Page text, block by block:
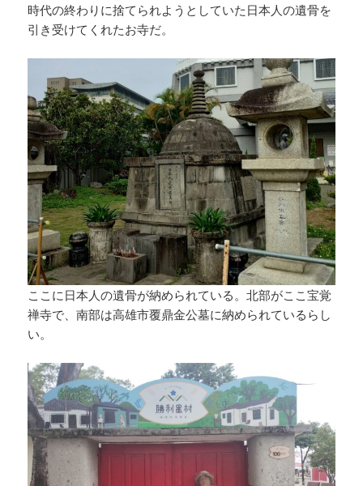
時代の終わりに捨てられようとしていた日本人の遺骨を
引き受けてくれたお寺だ。
ここに日本人の遺骨が納められている。北部がここ宝覚
禅寺で、南部は高雄市覆鼎金公墓に納められているらし
い。